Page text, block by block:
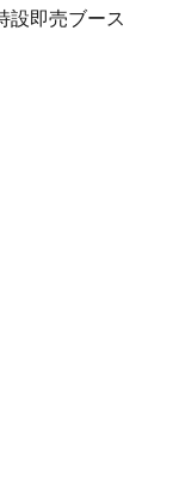
設即売ブース